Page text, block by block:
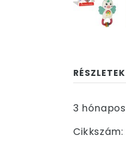
RÉSZLETEK
3
Cikkszám: